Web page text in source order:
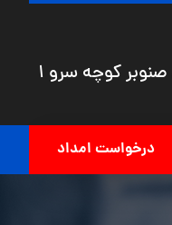
درخواست امداد